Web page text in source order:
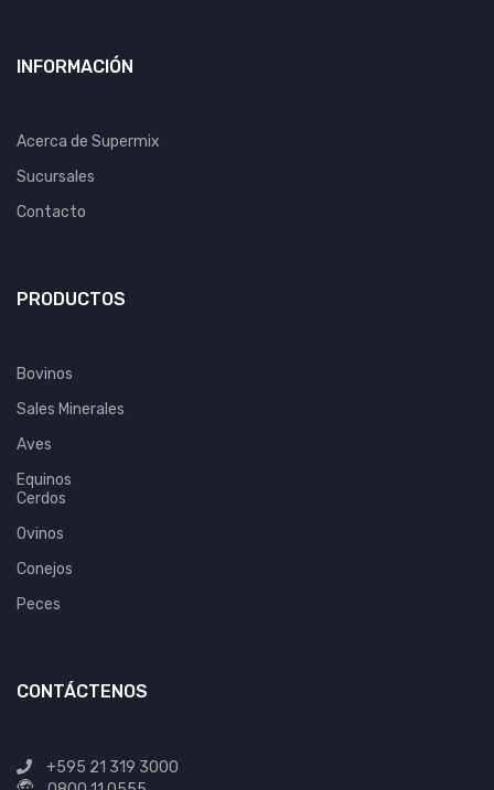
INFORMACIÓN
Acerca de Supermix
Sucursales
Contacto
PRODUCTOS
Bovinos
Sales Minerales
Aves
Equinos
Cerdos
Ovinos
Conejos
Peces
CONTÁCTENOS
+595 21 319 3000